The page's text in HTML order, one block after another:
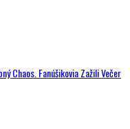
Chaos. Fanúšikovia Zažili Večer